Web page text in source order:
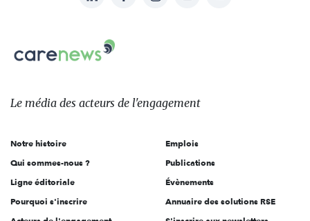
sur:
Carenews,
Le
des
l'engagement
Le média des acteurs de l'engagement
Notre histoire
Qui sommes-nous ?
Ligne éditoriale
Pourquoi s'inscrire
Emplois
Publications
Évènements
Annuaire des solutions RSE